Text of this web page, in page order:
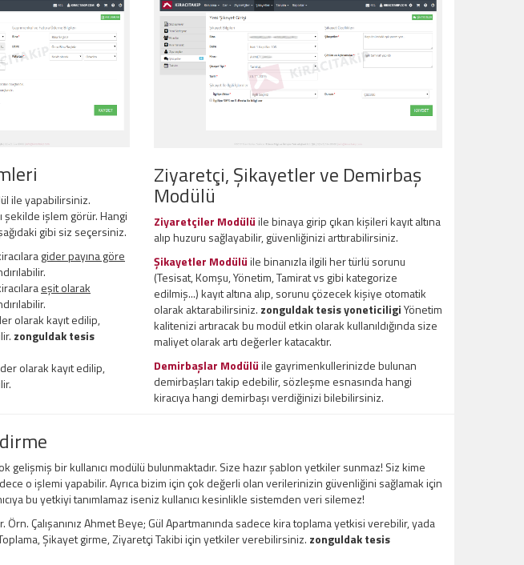
ile yapabilirsiniz.
işlem görür. Hangi
gibi siz seçersiniz.
gider payına göre
eşit olarak
olarak kayıt edilip,
zonguldak tesis
olarak kayıt edilip,
Ziyaretçi, Şikayetler ve Demirbaş
Modülü
Ziyaretçiler Modülüile binaya girip çıkan kişileri kayıt altına
alıp huzuru sağlayabilir, güvenliğinizi arttırabilirsiniz.
Şikayetler Modülüile binanızla ilgili her türlü sorunu
(Tesisat, Komşu, Yönetim, Tamirat vs gibi kategorize
edilmiş...) kayıt altına alıp, sorunu çözecek kişiye otomatik
olarak aktarabilirsiniz. zonguldak tesis yoneticiligiYönetim
kalitenizi artıracak bu modül etkin olarak kullanıldığında size
maliyet olarak artı değerler katacaktır.
Demirbaşlar Modülüile gayrimenkullerinizde bulunan
demirbaşları takip edebilir, sözleşme esnasında hangi
kiracıya hangi demirbaşı verdiğinizi bilebilirsiniz.
gelişmiş bir kullanıcı modülü bulunmaktadır. Size hazır şablon yetkiler sunmaz! Siz kime
o işlemi yapabilir. Ayrıca bizim için çok değerli olan verilerinizin güvenliğini sağlamak için
bu yetkiyi tanımlamaz iseniz kullanıcı kesinlikle sistemden veri silemez!
Çalışanınız Ahmet Beye; Gül Apartmanında sadece kira toplama yetkisi verebilir, yada
Şikayet girme, Ziyaretçi Takibi için yetkiler verebilirsiniz. zonguldak tesis